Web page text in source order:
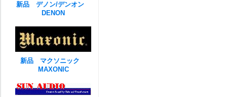
新品 デノン/デンオン
DENON
新品 マクソニック
MAXONIC